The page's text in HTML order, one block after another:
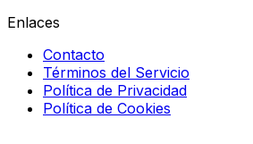
Enlaces
Contacto
Términos del Servicio
Política de Privacidad
Política de Cookies